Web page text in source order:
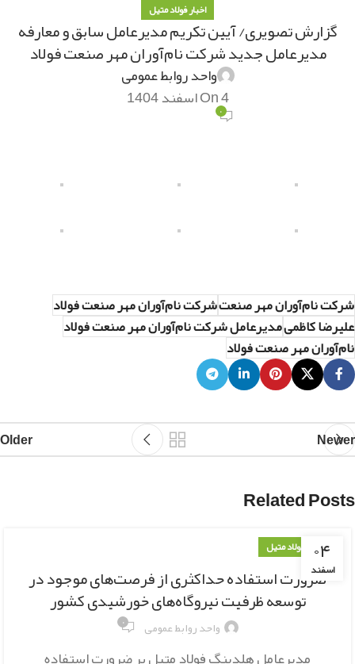
اخبار فولاد متیل
گزارش تصویری/ آیین تکریم مدیرعامل سابق و معارفه
مدیرعامل جدید شرکت نام‌آوران مهر صنعت فولاد
واحد روابط عمومی
On 4 اسفند 1404
۰
شرکت نام‌آوران مهر صنعتشرکت نام‌آوران مهر صنعت فولاد
علیرضا کاظمیمدیرعامل شرکت نام‌آوران مهر صنعت فولاد
نام‌آوران مهر صنعت فولاد
Newer
Older
Related Posts
۰۴
اسفند
اخبار فولاد متیل
ضرورت استفاده حداکثری از فرصت‌های موجود در
توسعه‌ ظرفیت نیروگاه‌های خورشیدی کشور
واحد روابط عمومی ۰